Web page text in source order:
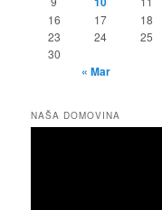
16
17 18
23
24 25
30
« Mar
NAŠA DOMOVINA